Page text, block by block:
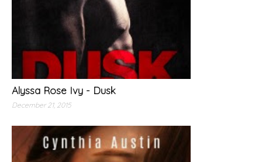
Alyssa Rose Ivy - Dusk
December 21, 2015